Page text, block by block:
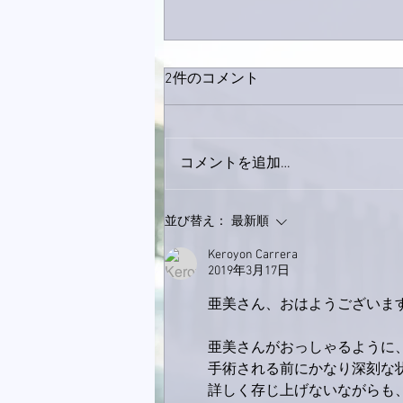
9月23日「amiism」リリー
2件のコメント
コメントを追加…
並び替え： 最新順
Keroyon Carrera
2019年3月17日
亜美さん、おはようございま
亜美さんがおっしゃるように
手術される前にかなり深刻な
詳しく存じ上げないながらも